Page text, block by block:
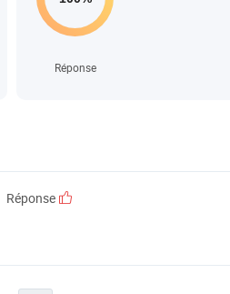
Réponse
Réponse